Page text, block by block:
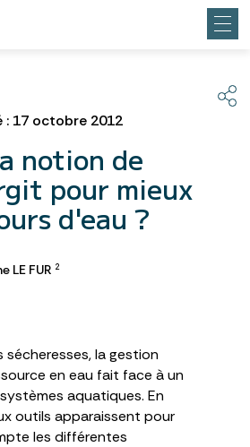
: 17 octobre 2012
notion de
pour mieux
d'eau ?
LE FUR 2
sécheresses, la gestion
en eau fait face à un
aquatiques. En
outils apparaissent pour
les différentes